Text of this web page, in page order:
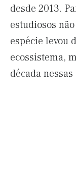
desde 2013.
estudiosos
espécie levou
ecossistema,
década